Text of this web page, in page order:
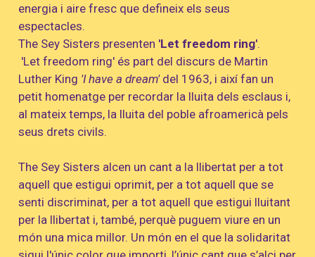
energia i aire fresc que defineix els seus
espectacles.
The Sey Sisters presenten 'Let freedom ring'.
'Let freedom ring' és part del discurs de Martin
Luther King 'I have a dream' del 1963, i així fan un
petit homenatge per recordar la lluita dels esclaus i,
al mateix temps, la lluita del poble afroamericà pels
seus drets civils.
The Sey Sisters alcen un cant a la llibertat per a tot
aquell que estigui oprimit, per a tot aquell que se
senti discriminat, per a tot aquell que estigui lluitant
per la llibertat i, també, perquè puguem viure en un
món una mica millor. Un món en el que la solidaritat